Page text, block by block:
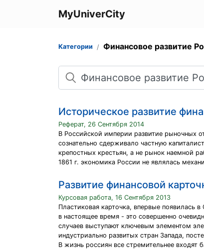
MyUniverCity
Категории Финансовое развитие
Поиск
Историческое развитие
Реферат, 26 Сентября 2014
В Российской империи развитие рыночных
сознательно сдерживало частную
крепостных крестьян, а не рынок наемной
1861 г. экономика России не являлась
Развитие финансовой
Курсовая работа, 16 Сентября 2013
Пластиковая карточка, впервые появилась
в настоящее время - это совершенно
случаев выступают ключевым элементом
индустриально развитых стран Запада,
В жизнь россиян все стремительнее входят